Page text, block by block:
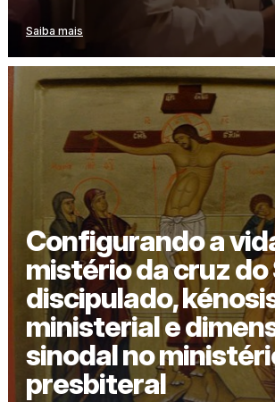
Saiba mais
Configurando a
mistério da cruz do
discipulado,
ministerial e
sinodal no
presbiteral